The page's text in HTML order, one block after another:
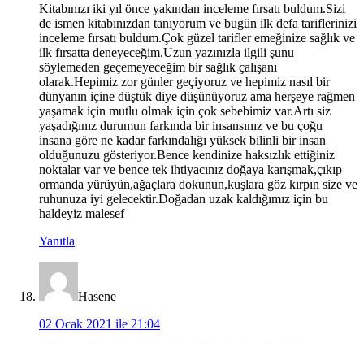
Kitabınızı iki yıl önce yakından inceleme fırsatı buldum.Sizi
de ismen kitabınızdan tanıyorum ve bugün ilk defa tariflerinizi
inceleme fırsatı buldum.Çok güzel tarifler emeğinize sağlık ve
ilk fırsatta deneyeceğim.Uzun yazınızla ilgili şunu
söylemeden geçemeyeceğim bir sağlık çalışanı
olarak.Hepimiz zor günler geçiyoruz ve hepimiz nasıl bir
dünyanın içine düştük diye düşünüyoruz ama herşeye rağmen
yaşamak için mutlu olmak için çok sebebimiz var.Artı siz
yaşadığınız durumun farkında bir insansınız ve bu çoğu
insana göre ne kadar farkındalığı yüksek bilinli bir insan
olduğunuzu gösteriyor.Bence kendinize haksızlık ettiğiniz
noktalar var ve bence tek ihtiyacınız doğaya karışmak,çıkıp
ormanda yürüyün,ağaçlara dokunun,kuşlara göz kırpın size ve
ruhunuza iyi gelecektir.Doğadan uzak kaldığımız için bu
haldeyiz malesef
Yanıtla
Hasene
02 Ocak 2021 ile 21:04